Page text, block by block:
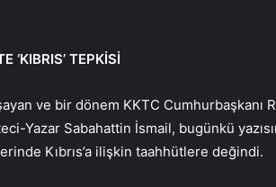
‘KIBRIS’ TEPKİSİ
ve bir dönem KKTC Cumhurbaşkanı
Yazar Sabahattin İsmail, bugünkü
Kıbrıs’a ilişkin taahhütlere değindi.